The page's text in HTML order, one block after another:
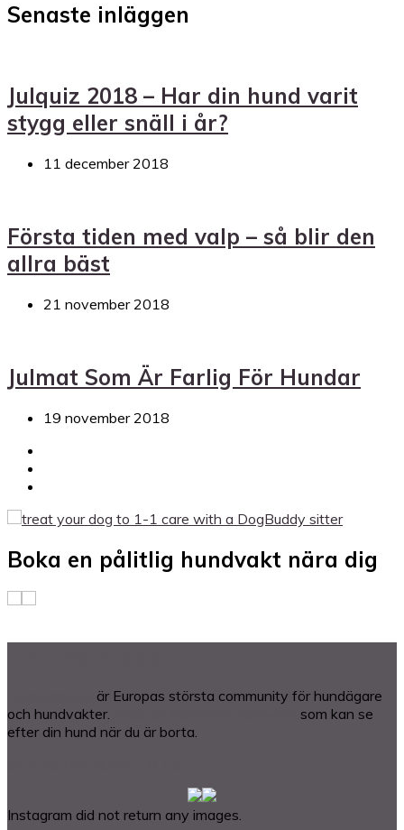
Senaste inläggen
Julquiz 2018 – Har din hund varit
stygg eller snäll i år?
11 december 2018
Första tiden med valp – så blir den
allra bäst
21 november 2018
Julmat Som Är Farlig För Hundar
19 november 2018
Boka en pålitlig hundvakt nära dig
är Europas största community för hundägare
och hundvakter.
som kan se
efter din hund när du är borta.
Instagram did not return any images.